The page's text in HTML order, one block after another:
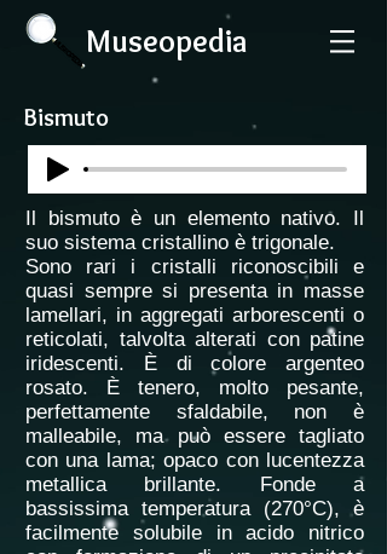
Museopedia
Bismuto
Il bismuto è un elemento nativo. Il
suo sistema cristallino è trigonale.
Sono rari i cristalli riconoscibili e
quasi sempre si presenta in masse
lamellari, in aggregati arborescenti o
reticolati, talvolta alterati con patine
iridescenti. È di colore argenteo
rosato. È tenero, molto pesante,
perfettamente sfaldabile, non è
malleabile, ma può essere tagliato
con una lama; opaco con lucentezza
metallica brillante. Fonde a
bassissima temperatura (270°C), è
facilmente solubile in acido nitrico